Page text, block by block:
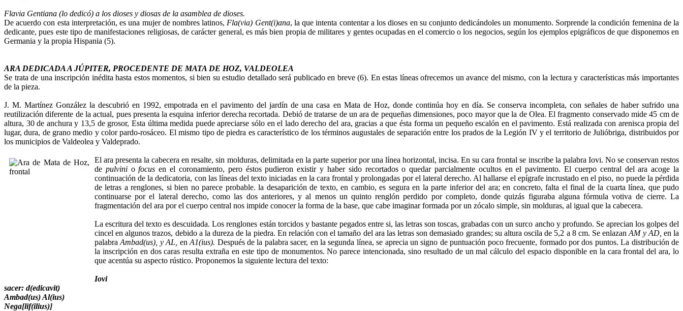
Flavia Gentiana (lo dedicó) a los dioses y diosas de la asamblea de dioses.
De acuerdo con esta interpretación, es una mujer de nombres latinos, Fla(via) Gent(i)ana, la que intenta contentar a los dioses en su conjunto dedicándoles un monumento. Sorprende la condición femenina de la
dedicante, pues este tipo de manifestaciones religiosas, de carácter general, es más bien propia de militares y gentes ocupadas en el comercio o los negocios, según los ejemplos epigráficos de que disponemos en
Germania y la propia Hispania (5).
ARA DEDICADA A JÚPITER, PROCEDENTE DE MATA DE HOZ, VALDEOLEA
Se trata de una inscripción inédita hasta estos momentos, si bien su estudio detallado será publicado en breve (6). En estas líneas ofrecemos un avance del mismo, con la lectura y características más importantes
de la pieza.
J. M. Martínez González la descubrió en 1992, empotrada en el pavimento del jardín de una casa en Mata de Hoz, donde continúa hoy en día. Se conserva incompleta, con señales de haber sufrido una
reutilización diferente de la actual, pues presenta la esquina inferior derecha recortada. Debió de tratarse de un ara de pequeñas dimensiones, poco mayor que la de Olea. El fragmento conservado mide 45 cm de
altura, 30 de anchura y 13,5 de grosor, Esta última medida puede apreciarse sólo en el lado derecho del ara, gracias a que ésta forma un pequeño escalón en el pavimento. Está realizada con arenisca propia del
lugar, dura, de grano medio y color pardo-rosáceo. El mismo tipo de piedra es característico de los términos augustales de separación entre los prados de la Legión IV y el territorio de Julióbriga, distribuidos por
los municipios de Valdeolea y Valdeprado.
El ara presenta la cabecera en resalte, sin molduras, delimitada en la parte superior por una línea horizontal, incisa. En su cara frontal se inscribe la palabra Iovi. No se conservan restos
de pulvini ofocus en el coronamiento, pero éstos pudieron existir y haber sido recortados o quedar parcialmente ocultos en el pavimento. El cuerpo central del ara acoge la
continuación de la dedicatoria, con las líneas del texto iniciadas en la cara frontal y prolongadas por el lateral derecho. Al hallarse el epígrafe incrustado en el piso, no puede la pérdida
de letras a renglones, si bien no parece probable. la desaparición de texto, en cambio, es segura en la parte inferior del ara; en concreto, falta el final de la cuarta línea, que pudo
continuarse por el lateral derecho, como las dos anteriores, y al menos un quinto renglón perdido por completo, donde quizás figuraba alguna fórmula votiva de cierre. La
fragmentación del ara por el cuerpo central nos impide conocer la forma de la base, que cabe imaginar formada por un zócalo simple, sin molduras, al igual que la cabecera.
La escritura del texto es descuidada. Los renglones están torcidos y bastante pegados entre si, las letras son toscas, grabadas con un surco ancho y profundo. Se aprecian los golpes del
cincel en algunos trazos, debido a la dureza de la piedra. En relación con el tamaño del ara las letras son demasiado grandes; su altura oscila de 5,2 a 8 cm. Se enlazanAM y AD, en la
palabraAmbad(us), y AL, enA1(ius). Después de la palabra sacer, en la segunda línea, se aprecia un signo de puntuación poco frecuente, formado por dos puntos. La distribución de
la inscripción en dos caras resulta extraña en este tipo de monumentos. No parece intencionada, sino resultado de un mal cálculo del espacio disponible en la cara frontal del ara, lo
que acentúa su aspecto rústico. Proponemos la siguiente lectura del texto:
Iovi
sacer: d(edicavit)
Ambad(us) Al(ius)
Nega[lif(ilius)]